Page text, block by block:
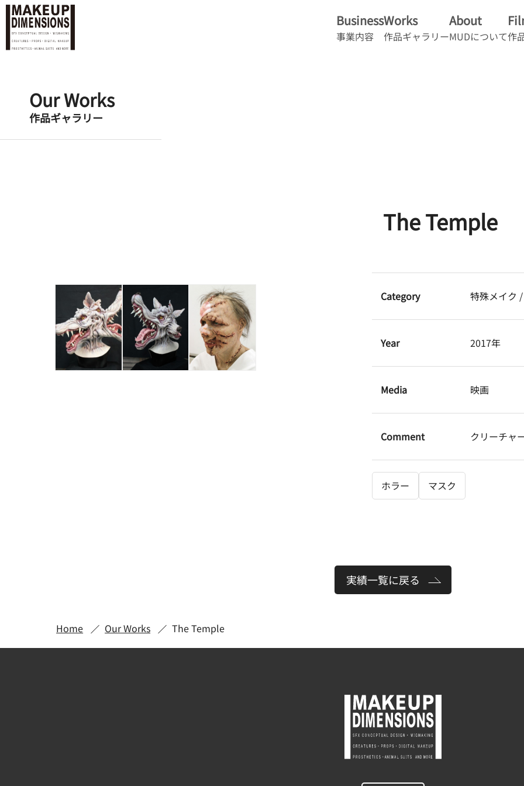
Business
事業内容
Works
作品ギャラリー
About
MUDについて作
Our Works
作品ギャラリー
The Temple
Category 特殊メイク
Year 2017年
Media 映画
Comment クリーチャ
ホラー マスク
実績一覧に戻る
Home Our Works The Temple